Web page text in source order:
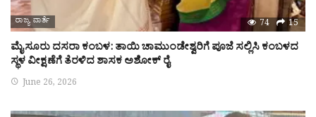
ರಾಜ್ಯ ವಾರ್ತೆ 74 15
ಮೈಸೂರು ದಸರಾ ಕಂಬಳ: ತಾಯಿ ಚಾಮುಂಡೇಶ್ವರಿಗೆ ಪೂಜೆ ಸಲ್ಲಿಸಿ ಕಂಬಳದ
ಸ್ಥಳ ವೀಕ್ಷಣೆಗೆ ತೆರಳಿದ ಶಾಸಕ ಅಶೋಕ್ ರೈ
June 26, 2026